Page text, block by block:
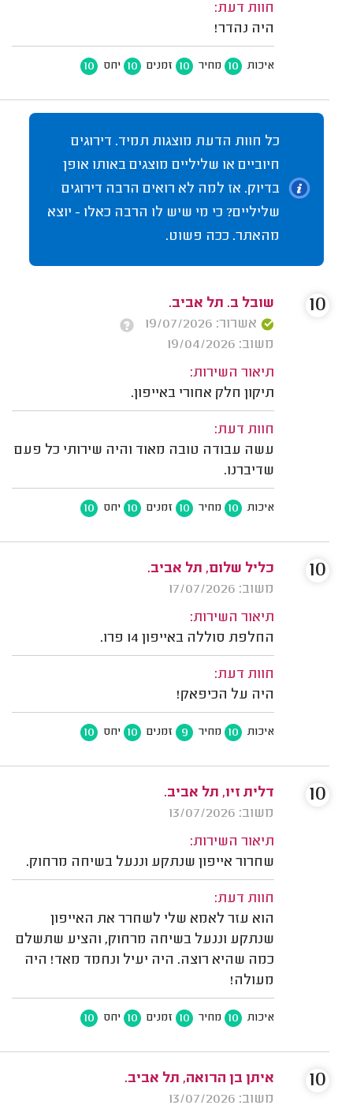
חוות דעת:
היה נהדר!
איכות 10 מחיר 10 זמנים 10 יחס 10
כל חוות הדעת מוצגות תמיד. דירוגים
חיוביים או שליליים מוצגים באותו אופן
בדיוק. אז למה לא רואים הרבה דירוגים
שליליים? כי מי שיש לו הרבה כאלו - יוצא
מהאתר. ככה פשוט.
שובל ב. תל אביב.
אשרור: 19/07/2026
משוב: 19/04/2026
תיאור השירות:
תיקון חלק אחורי באייפון.
חוות דעת:
עשה עבודה טובה מאוד והיה שירותי כל פעם
שדיברנו.
איכות 10 מחיר 10 זמנים 10 יחס 10
10
כליל שלום, תל אביב.
משוב: 17/07/2026
תיאור השירות:
החלפת סוללה באייפון 14 פרו.
חוות דעת:
היה על הכיפאק!
איכות 10 מחיר 9 זמנים 10 יחס 10
10
דלית זיו, תל אביב.
משוב: 13/07/2026
תיאור השירות:
שחרור אייפון שנתקע וננעל בשיחה מרחוק.
חוות דעת:
הוא עזר לאמא שלי לשחרר את האייפון
שנתקע וננעל בשיחה מרחוק, והציע שתשלם
כמה שהיא רוצה. היה יעיל ונחמד מאד! היה
מעולה!
איכות 10 מחיר 10 זמנים 10 יחס 10
10
איתן בן הרואה, תל אביב.
משוב: 13/07/2026
10